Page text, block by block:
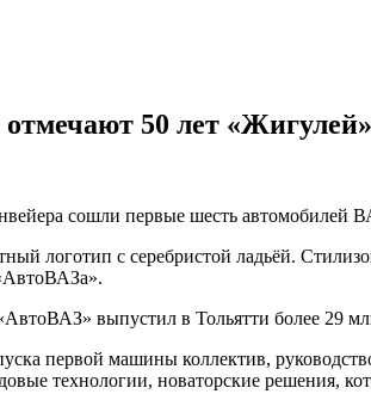
50 лет «Жигулей»
сошли первые шесть автомобилей
логотип с серебристой ладьёй.
выпустил в Тольятти более 29
первой машины коллектив,
технологии, новаторские решения,